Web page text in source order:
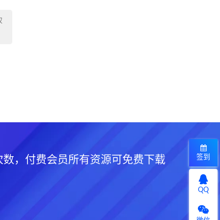
，付费会员所有资源可免费下载 签到
QQ